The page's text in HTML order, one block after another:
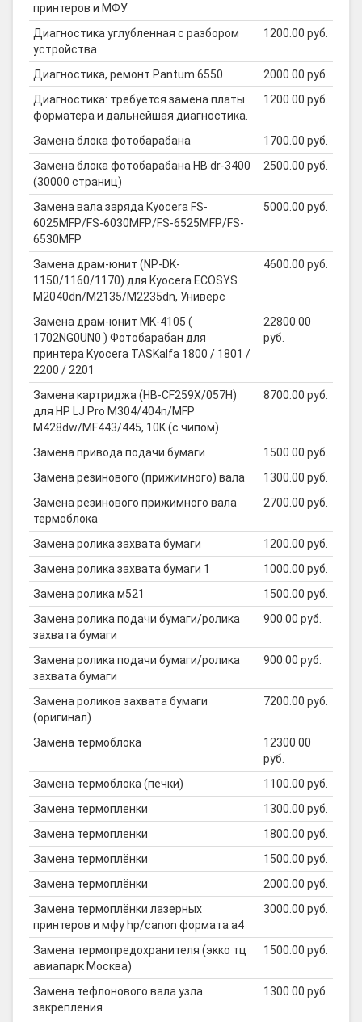
принтеров и МФУ
Диагностика углубленная с разбором
устройства
1200.00 руб.
Диагностика, ремонт Pantum 6550
2000.00 руб.
Диагностика: требуется замена платы
форматера и дальнейшая диагностика.
1200.00 руб.
Замена блока фотобарабана
1700.00 руб.
Замена блока фотобарабана HB dr-3400
(30000 страниц)
2500.00 руб.
Замена вала заряда Kyocera FS-
6025MFP/FS-6030MFP/FS-6525MFP/FS-
6530MFP
5000.00 руб.
Замена драм-юнит (NP-DK-
1150/1160/1170) для Kyocera ECOSYS
M2040dn/M2135/M2235dn, Универс
4600.00 руб.
Замена драм-юнит MK-4105 (
1702NG0UN0 ) Фотобарабан для
принтера Kyocera TASKalfa 1800 / 1801 /
2200 / 2201
22800.00
руб.
Замена картриджа (HB-CF259X/057H)
для HP LJ Pro M304/404n/MFP
M428dw/MF443/445, 10K (с чипом)
8700.00 руб.
Замена привода подачи бумаги
1500.00 руб.
Замена резинового (прижимного) вала
1300.00 руб.
Замена резинового прижимного вала
термоблока
2700.00 руб.
Замена ролика захвата бумаги
1200.00 руб.
Замена ролика захвата бумаги 1
1000.00 руб.
Замена ролика м521
1500.00 руб.
Замена ролика подачи бумаги/ролика
захвата бумаги
900.00 руб.
Замена ролика подачи бумаги/ролика
захвата бумаги
900.00 руб.
Замена роликов захвата бумаги
(оригинал)
7200.00 руб.
Замена термоблока
12300.00
руб.
Замена термоблока (печки)
1100.00 руб.
Замена термопленки
1300.00 руб.
Замена термопленки
1800.00 руб.
Замена термоплёнки
1500.00 руб.
Замена термоплёнки
2000.00 руб.
Замена термоплёнки лазерных
принтеров и мфу hp/canon формата а4
3000.00 руб.
Замена термопредохранителя (экко тц
авиапарк Москва)
1500.00 руб.
Замена тефлонового вала узла
закрепления
1300.00 руб.